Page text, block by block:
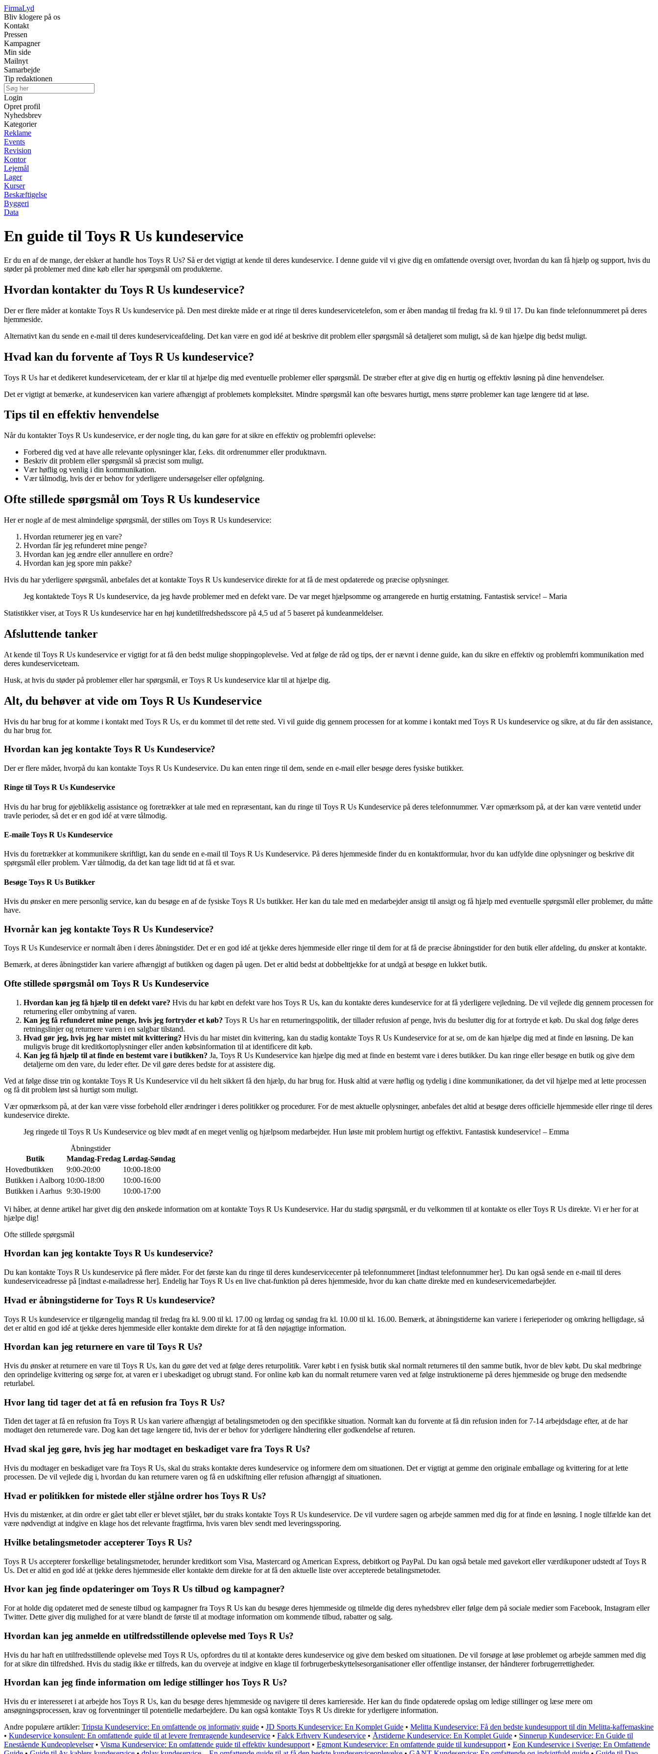
FirmaLyd
Bliv klogere på os
Kontakt
Pressen
Kampagner
Min side
Mailnyt
Samarbejde
Tip redaktionen
Login
Opret profil
Nyhedsbrev
Kategorier
Reklame
Events
Revision
Kontor
Lejemål
Lager
Kurser
Beskæftigelse
Byggeri
Data
En guide til Toys R Us kundeservice
Er du en af de mange, der elsker at handle hos Toys R Us? Så er det vigtigt at kende til deres kundeservice. I denne guide vil vi give dig en omfattende oversigt over, hvordan du kan få hjælp og support, hvis du
støder på problemer med dine køb eller har spørgsmål om produkterne.
Hvordan kontakter du Toys R Us kundeservice?
Der er flere måder at kontakte Toys R Us kundeservice på. Den mest direkte måde er at ringe til deres kundeservicetelefon, som er åben mandag til fredag fra kl. 9 til 17. Du kan finde telefonnummeret på deres
hjemmeside.
Alternativt kan du sende en e-mail til deres kundeserviceafdeling. Det kan være en god idé at beskrive dit problem eller spørgsmål så detaljeret som muligt, så de kan hjælpe dig bedst muligt.
Hvad kan du forvente af Toys R Us kundeservice?
Toys R Us har et dedikeret kundeserviceteam, der er klar til at hjælpe dig med eventuelle problemer eller spørgsmål. De stræber efter at give dig en hurtig og effektiv løsning på dine henvendelser.
Det er vigtigt at bemærke, at kundeservicen kan variere afhængigt af problemets kompleksitet. Mindre spørgsmål kan ofte besvares hurtigt, mens større problemer kan tage længere tid at løse.
Tips til en effektiv henvendelse
Når du kontakter Toys R Us kundeservice, er der nogle ting, du kan gøre for at sikre en effektiv og problemfri oplevelse:
Forbered dig ved at have alle relevante oplysninger klar, f.eks. dit ordrenummer eller produktnavn.
Beskriv dit problem eller spørgsmål så præcist som muligt.
Vær høflig og venlig i din kommunikation.
Vær tålmodig, hvis der er behov for yderligere undersøgelser eller opfølgning.
Ofte stillede spørgsmål om Toys R Us kundeservice
Her er nogle af de mest almindelige spørgsmål, der stilles om Toys R Us kundeservice:
Hvordan returnerer jeg en vare?
Hvordan får jeg refunderet mine penge?
Hvordan kan jeg ændre eller annullere en ordre?
Hvordan kan jeg spore min pakke?
Hvis du har yderligere spørgsmål, anbefales det at kontakte Toys R Us kundeservice direkte for at få de mest opdaterede og præcise oplysninger.
Jeg kontaktede Toys R Us kundeservice, da jeg havde problemer med en defekt vare. De var meget hjælpsomme og arrangerede en hurtig erstatning. Fantastisk service! – Maria
Statistikker viser, at Toys R Us kundeservice har en høj kundetilfredshedsscore på 4,5 ud af 5 baseret på kundeanmeldelser.
Afsluttende tanker
At kende til Toys R Us kundeservice er vigtigt for at få den bedst mulige shoppingoplevelse. Ved at følge de råd og tips, der er nævnt i denne guide, kan du sikre en effektiv og problemfri kommunikation med
deres kundeserviceteam.
Husk, at hvis du støder på problemer eller har spørgsmål, er Toys R Us kundeservice klar til at hjælpe dig.
Alt, du behøver at vide om Toys R Us Kundeservice
Hvis du har brug for at komme i kontakt med Toys R Us, er du kommet til det rette sted. Vi vil guide dig gennem processen for at komme i kontakt med Toys R Us kundeservice og sikre, at du får den assistance,
du har brug for.
Hvordan kan jeg kontakte Toys R Us Kundeservice?
Der er flere måder, hvorpå du kan kontakte Toys R Us Kundeservice. Du kan enten ringe til dem, sende en e-mail eller besøge deres fysiske butikker.
Ringe til Toys R Us Kundeservice
Hvis du har brug for øjeblikkelig assistance og foretrækker at tale med en repræsentant, kan du ringe til Toys R Us Kundeservice på deres telefonnummer. Vær opmærksom på, at der kan være ventetid under
travle perioder, så det er en god idé at være tålmodig.
E-maile Toys R Us Kundeservice
Hvis du foretrækker at kommunikere skriftligt, kan du sende en e-mail til Toys R Us Kundeservice. På deres hjemmeside finder du en kontaktformular, hvor du kan udfylde dine oplysninger og beskrive dit
spørgsmål eller problem. Vær tålmodig, da det kan tage lidt tid at få et svar.
Besøge Toys R Us Butikker
Hvis du ønsker en mere personlig service, kan du besøge en af de fysiske Toys R Us butikker. Her kan du tale med en medarbejder ansigt til ansigt og få hjælp med eventuelle spørgsmål eller problemer, du måtte
have.
Hvornår kan jeg kontakte Toys R Us Kundeservice?
Toys R Us Kundeservice er normalt åben i deres åbningstider. Det er en god idé at tjekke deres hjemmeside eller ringe til dem for at få de præcise åbningstider for den butik eller afdeling, du ønsker at kontakte.
Bemærk, at deres åbningstider kan variere afhængigt af butikken og dagen på ugen. Det er altid bedst at dobbelttjekke for at undgå at besøge en lukket butik.
Ofte stillede spørgsmål om Toys R Us Kundeservice
Hvordan kan jeg få hjælp til en defekt vare? Hvis du har købt en defekt vare hos Toys R Us, kan du kontakte deres kundeservice for at få yderligere vejledning. De vil vejlede dig gennem processen for
returnering eller ombytning af varen.
Kan jeg få refunderet mine penge, hvis jeg fortryder et køb? Toys R Us har en returneringspolitik, der tillader refusion af penge, hvis du beslutter dig for at fortryde et køb. Du skal dog følge deres
retningslinjer og returnere varen i en salgbar tilstand.
Hvad gør jeg, hvis jeg har mistet mit kvittering? Hvis du har mistet din kvittering, kan du stadig kontakte Toys R Us Kundeservice for at se, om de kan hjælpe dig med at finde en løsning. De kan
muligvis bruge dit kreditkortoplysninger eller anden købsinformation til at identificere dit køb.
Kan jeg få hjælp til at finde en bestemt vare i butikken? Ja, Toys R Us Kundeservice kan hjælpe dig med at finde en bestemt vare i deres butikker. Du kan ringe eller besøge en butik og give dem
detaljerne om den vare, du leder efter. De vil gøre deres bedste for at assistere dig.
Ved at følge disse trin og kontakte Toys R Us Kundeservice vil du helt sikkert få den hjælp, du har brug for. Husk altid at være høflig og tydelig i dine kommunikationer, da det vil hjælpe med at lette processen
og få dit problem løst så hurtigt som muligt.
Vær opmærksom på, at der kan være visse forbehold eller ændringer i deres politikker og procedurer. For de mest aktuelle oplysninger, anbefales det altid at besøge deres officielle hjemmeside eller ringe til deres
kundeservice direkte.
Jeg ringede til Toys R Us Kundeservice og blev mødt af en meget venlig og hjælpsom medarbejder. Hun løste mit problem hurtigt og effektivt. Fantastisk kundeservice! – Emma
Åbningstider
Butik
Mandag-Fredag Lørdag-Søndag
Hovedbutikken
9:00-20:00
10:00-18:00
Butikken i Aalborg 10:00-18:00
10:00-16:00
Butikken i Aarhus 9:30-19:00 10:00-17:00
Vi håber, at denne artikel har givet dig den ønskede information om at kontakte Toys R Us Kundeservice. Har du stadig spørgsmål, er du velkommen til at kontakte os eller Toys R Us direkte. Vi er her for at
hjælpe dig!
Ofte stillede spørgsmål
Hvordan kan jeg kontakte Toys R Us kundeservice?
Du kan kontakte Toys R Us kundeservice på flere måder. For det første kan du ringe til deres kundeservicecenter på telefonnummeret [indtast telefonnummer her]. Du kan også sende en e-mail til deres
kundeserviceadresse på [indtast e-mailadresse her]. Endelig har Toys R Us en live chat-funktion på deres hjemmeside, hvor du kan chatte direkte med en kundeservicemedarbejder.
Hvad er åbningstiderne for Toys R Us kundeservice?
Toys R Us kundeservice er tilgængelig mandag til fredag fra kl. 9.00 til kl. 17.00 og lørdag og søndag fra kl. 10.00 til kl. 16.00. Bemærk, at åbningstiderne kan variere i ferieperioder og omkring helligdage, så
det er altid en god idé at tjekke deres hjemmeside eller kontakte dem direkte for at få den nøjagtige information.
Hvordan kan jeg returnere en vare til Toys R Us?
Hvis du ønsker at returnere en vare til Toys R Us, kan du gøre det ved at følge deres returpolitik. Varer købt i en fysisk butik skal normalt returneres til den samme butik, hvor de blev købt. Du skal medbringe
den oprindelige kvittering og sørge for, at varen er i ubeskadiget og ubrugt stand. For online køb kan du normalt returnere varen ved at følge instruktionerne på deres hjemmeside og bruge den medsendte
returlabel.
Hvor lang tid tager det at få en refusion fra Toys R Us?
Tiden det tager at få en refusion fra Toys R Us kan variere afhængigt af betalingsmetoden og den specifikke situation. Normalt kan du forvente at få din refusion inden for 7-14 arbejdsdage efter, at de har
modtaget den returnerede vare. Dog kan det tage længere tid, hvis der er behov for yderligere håndtering eller godkendelse af returen.
Hvad skal jeg gøre, hvis jeg har modtaget en beskadiget vare fra Toys R Us?
Hvis du modtager en beskadiget vare fra Toys R Us, skal du straks kontakte deres kundeservice og informere dem om situationen. Det er vigtigt at gemme den originale emballage og kvittering for at lette
processen. De vil vejlede dig i, hvordan du kan returnere varen og få en udskiftning eller refusion afhængigt af situationen.
Hvad er politikken for mistede eller stjålne ordrer hos Toys R Us?
Hvis du mistænker, at din ordre er gået tabt eller er blevet stjålet, bør du straks kontakte Toys R Us kundeservice. De vil vurdere sagen og arbejde sammen med dig for at finde en løsning. I nogle tilfælde kan det
være nødvendigt at indgive en klage hos det relevante fragtfirma, hvis varen blev sendt med leveringssporing.
Hvilke betalingsmetoder accepterer Toys R Us?
Toys R Us accepterer forskellige betalingsmetoder, herunder kreditkort som Visa, Mastercard og American Express, debitkort og PayPal. Du kan også betale med gavekort eller værdikuponer udstedt af Toys R
Us. Det er altid en god idé at tjekke deres hjemmeside eller kontakte dem direkte for at få den aktuelle liste over accepterede betalingsmetoder.
Hvor kan jeg finde opdateringer om Toys R Us tilbud og kampagner?
For at holde dig opdateret med de seneste tilbud og kampagner fra Toys R Us kan du besøge deres hjemmeside og tilmelde dig deres nyhedsbrev eller følge dem på sociale medier som Facebook, Instagram eller
Twitter. Dette giver dig mulighed for at være blandt de første til at modtage information om kommende tilbud, rabatter og salg.
Hvordan kan jeg anmelde en utilfredsstillende oplevelse med Toys R Us?
Hvis du har haft en utilfredsstillende oplevelse med Toys R Us, opfordres du til at kontakte deres kundeservice og give dem besked om situationen. De vil forsøge at løse problemet og arbejde sammen med dig
for at sikre din tilfredshed. Hvis du stadig ikke er tilfreds, kan du overveje at indgive en klage til forbrugerbeskyttelsesorganisationer eller offentlige instanser, der håndterer forbrugerrettigheder.
Hvordan kan jeg finde information om ledige stillinger hos Toys R Us?
Hvis du er interesseret i at arbejde hos Toys R Us, kan du besøge deres hjemmeside og navigere til deres karriereside. Her kan du finde opdaterede opslag om ledige stillinger og læse mere om
ansøgningsprocessen, krav og forventninger til potentielle medarbejdere. Du kan også kontakte Toys R Us direkte for yderligere information.
Andre populære artikler: Tripsta Kundeservice: En omfattende og informativ guide • JD Sports Kundeservice: En Komplet Guide • Melitta Kundeservice: Få den bedste kundesupport til din Melitta-kaffemaskine
• Kundeservice konsulent: En omfattende guide til at levere fremragende kundeservice • Falck Erhverv Kundeservice • Årstiderne Kundeservice: En Komplet Guide • Sinnerup Kundeservice: En Guide til
Enestående Kundeoplevelser• Visma Kundeservice: En omfattende guide til effektiv kundesupport • Egmont Kundeservice: En omfattende guide til kundesupport • Eon Kundeservice i Sverige: En Omfattende